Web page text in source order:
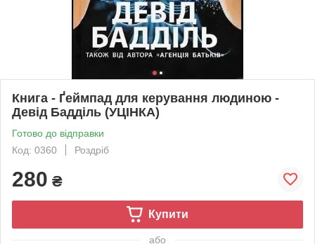
Книга - Ґеймпад для керування людиною -
Девід Бадділь (УЦІНКА)
Готово до відправки
Код: 0360
Роздріб
280 ₴
Купити
або